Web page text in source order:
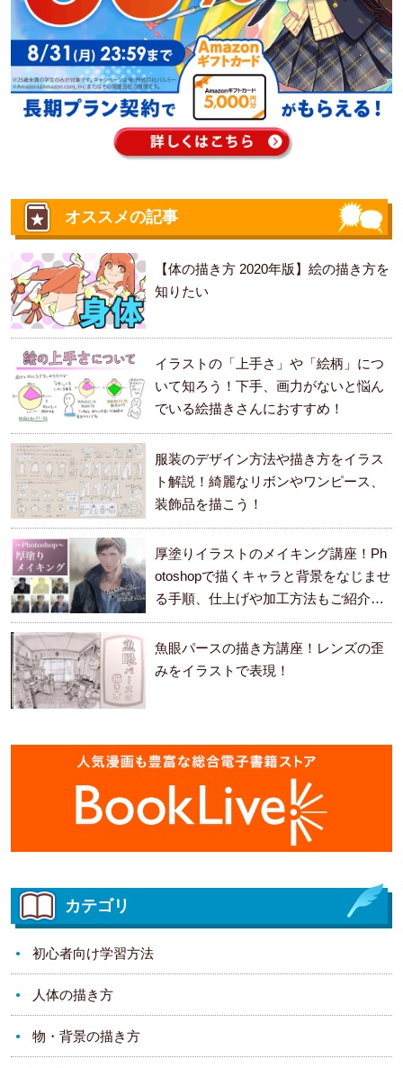
オススメの記事
【体の描き方 2020年版】絵の描き方を
知りたい
イラストの「上手さ」や「絵柄」につ
いて知ろう！下手、画力がないと悩ん
でいる絵描きさんにおすすめ！
服装のデザイン方法や描き方をイラス
ト解説！綺麗なリボンやワンピース、
装飾品を描こう！
厚塗りイラストのメイキング講座！Ph
otoshopで描くキャラと背景をなじませ
る手順、仕上げや加工方法もご紹介し
ます。
魚眼パースの描き方講座！レンズの歪
みをイラストで表現！
カテゴリ
初心者向け学習方法
人体の描き方
物・背景の描き方